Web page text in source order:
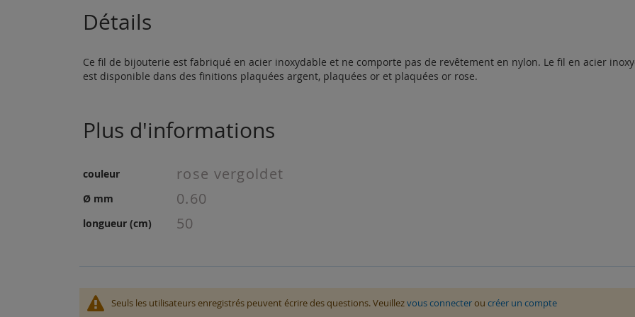
the
beginning
images
gallery
Détails
Ce fil de bijouterie est fabriqué en acier inoxydable et ne comporte pas de revêtement en nylon. Le fil en acier
est disponible dans des finitions plaquées argent, plaquées or et plaquées or rose.
Plus d'informations
Plus
couleur rose vergoldet
Ø mm 0.60
longueur (cm) 50
Seuls les utilisateurs enregistrés peuvent écrire des questions. Veuillezvous connecterou créer un compte